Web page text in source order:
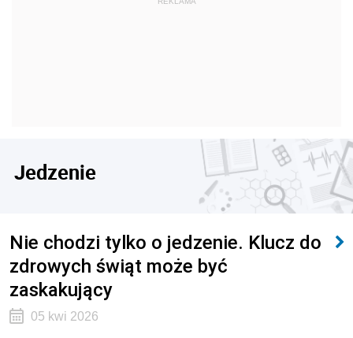
Jedzenie
Nie chodzi tylko o jedzenie. Klucz do
zdrowych świąt może być
zaskakujący
05 kwi 2026